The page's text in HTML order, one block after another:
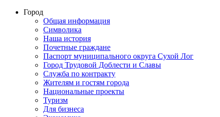
Город
Общая информация
Символика
Наша история
Почетные граждане
Паспорт муниципального округа Сухой Лог
Город Трудовой Доблести и Славы
Служба по контракту
Жителям и гостям города
Национальные проекты
Туризм
Для бизнеса